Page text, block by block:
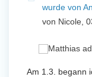
wurde von
von Nicole,
Am 1.3. begann